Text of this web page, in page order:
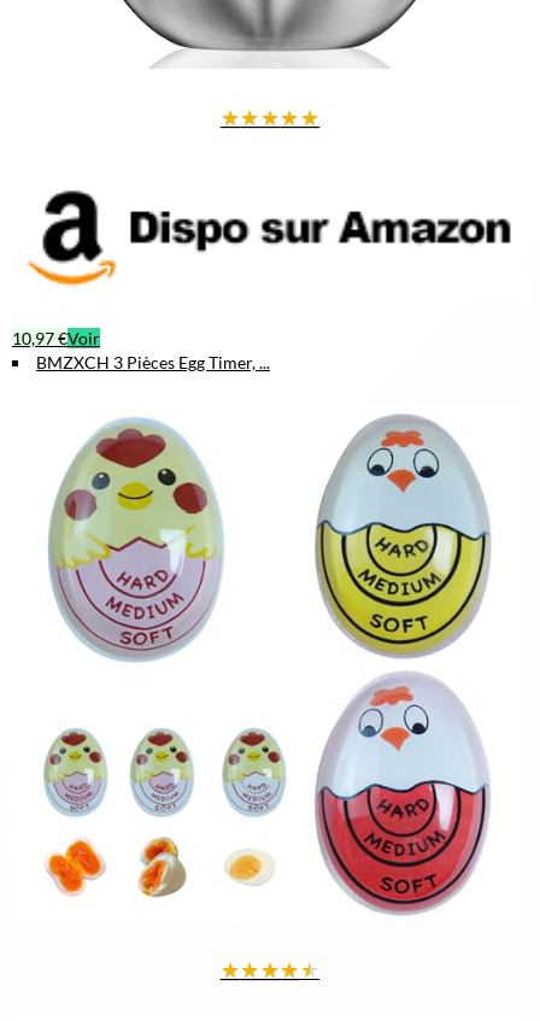
★★★★★
10,97 €Voir
BMZXCH 3 Pièces Egg Timer, ...
★★★★★